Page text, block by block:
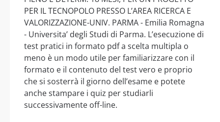
PER IL TECNOPOLO PRESSO L’AREA RICERCA E
VALORIZZAZIONE-UNIV. PARMA - Emilia Romagna
- Universita’ degli Studi di Parma. L’esecuzione di
test pratici in formato pdf a scelta multipla o
meno è un modo utile per familiarizzare con il
formato e il contenuto del test vero e proprio
che si sosterrà il giorno dell’esame e potete
anche stampare i quiz per studiarli
successivamente off-line.